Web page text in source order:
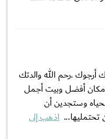
أرجوك .رحم الله والدتك
مكان أفضل وبيت أجمل
وستجدين أن
اذهب إلى